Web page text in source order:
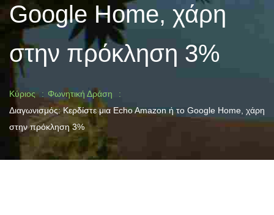
Google Home, χάρη
στην πρόκληση 3%
Κύριος
Φωνητική Δράση
Διαγωνισμός: Κερδίστε μια Echo Amazon ή το Google Home, χάρη
στην πρόκληση 3%